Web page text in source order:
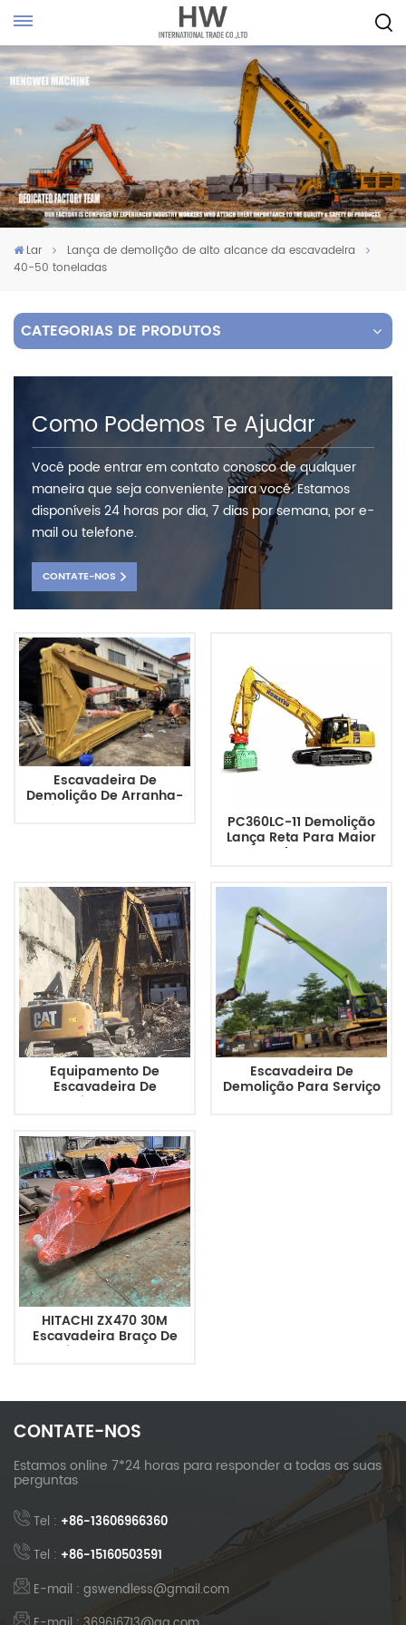
Lar
Lança de demolição de alto alcance da escavadeira
40-50 toneladas
CATEGORIAS DE PRODUTOS
Como Podemos Te Ajudar
Você pode entrar em contato conosco de qualquer
maneira que seja conveniente para você. Estamos
disponíveis 24 horas por dia, 7 dias por semana, por e-
mail ou telefone.
CONTATE-NOS
Escavadeira De
Demolição De Arranha-
Céus ZX490LCH De 3
PC360LC-11 Demolição
Lança Reta Para Maior
Alcance
Equipamento De
Escavadeira De
Demolição Lança De
Alcance Pesado
Escavadeira De
Demolição Para Serviço
HITACHI ZX470 30M
Escavadeira Braço De
Demolição Lança De Alto
CONTATE-NOS
Estamos online 7*24 horas para responder a todas as suas
perguntas
Tel : +86-13606966360
Tel : +86-15160503591
E-mail : gswendless@gmail.com